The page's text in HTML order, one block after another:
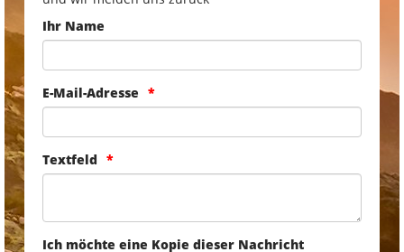
Ihr Name
E-Mail-Adresse
Textfeld
Ich möchte eine Kopie dieser Nachricht